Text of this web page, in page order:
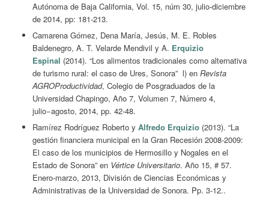
Autónoma de Baja California, Vol. 15, núm 30, julio-diciembre
de 2014, pp: 181-213.
Camarena Gómez, Dena María, Jesús, M. E. Robles
Baldenegro, A. T. Velarde Mendivil y A. Erquizio
Espinal (2014). “Los alimentos tradicionales como alternativa
de turismo rural: el caso de Ures, Sonora” l) en Revista
AGROProductividad, Colegio de Posgraduados de la
Universidad Chapingo, Año 7, Volumen 7, Número 4,
julio−agosto, 2014, pp. 42-48.
Ramírez Rodríguez Roberto y Alfredo Erquizio(2013). “La
gestión financiera municipal en la Gran Recesión 2008-2009:
El caso de los municipios de Hermosillo y Nogales en el
Estado de Sonora” en Vértice Universitario. Año 15, # 57.
Enero-marzo, 2013, División de Ciencias Económicas y
Administrativas de la Universidad de Sonora. Pp. 3-12..